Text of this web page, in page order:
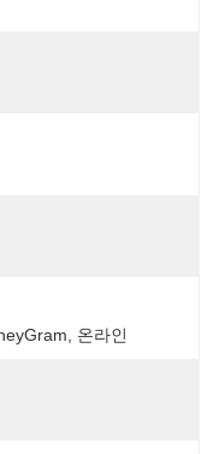
온라인